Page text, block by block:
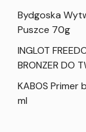
Bydgoska
Puszce 70g
INGLOT
BRONZER DO
KABOS Primer
ml